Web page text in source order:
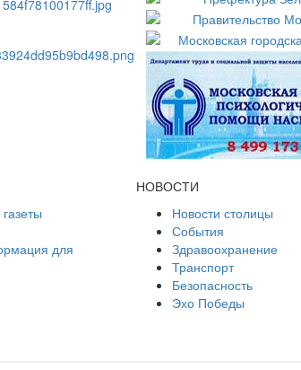
для
НОВОСТИ
Новости столицы
События
Здравоохранение
Транспорт
Безопасность
Эхо Победы